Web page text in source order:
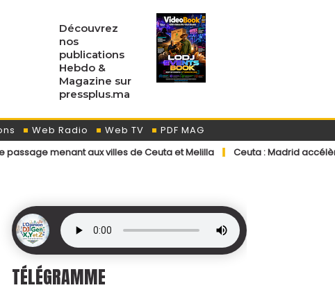
Découvrez
nos
publications
Hebdo &
Magazine sur
pressplus.ma
Web Radio Web TV
PDF MAG
aux villes de Ceuta et Melilla
Ceuta : Madrid accélère les retours
TÉLÉGRAMME